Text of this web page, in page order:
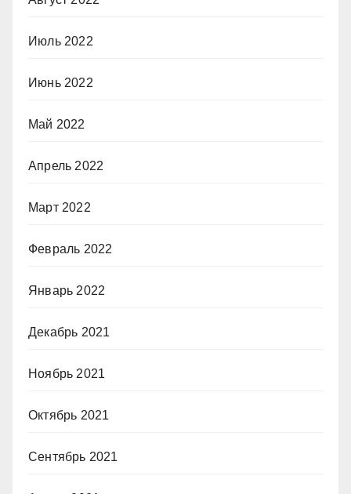
Июль 2022
Июнь 2022
Май 2022
Апрель 2022
Март 2022
Февраль 2022
Январь 2022
Декабрь 2021
Ноябрь 2021
Октябрь 2021
Сентябрь 2021